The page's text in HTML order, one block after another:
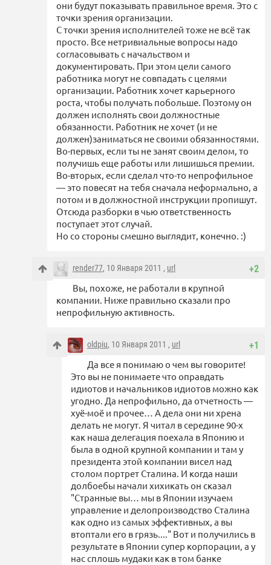
они будут показывать правильное время. Это с
точки зрения организации.
С точки зрения исполнителей тоже не всё так
просто. Все нетривиальные вопросы надо
согласовывать с начальством и
документировать. При этом цели самого
работника могут не совпадать с целями
организации. Работник хочет карьерного
роста, чтобы получать побольше. Поэтому он
должен исполнять свои должностные
обязанности. Работник не хочет (и не
должен)заниматься не своими обязанностями.
Во-первых, если ты не занят своим делом, то
получишь еще работы или лишишься премии.
Во-вторых, если сделал что-то непрофильное
— это повесят на тебя сначала неформально, а
потом и в должностной инструкции пропишут.
Отсюда разборки в чью ответственность
поступает этот случай.
Но со стороны смешно выглядит, конечно. :)
+2
render77, 10 Января 2011 , url
Вы, похоже, не работали в крупной
компании. Ниже правильно сказали про
непрофильную активность.
+1
oldpiu, 10 Января 2011 , url
Да все я понимаю о чем вы говорите!
Это вы не понимаете что оправдать
идиотов и начальников идиотов можно как
угодно. Да непрофильно, да отчетность —
хуё-моё и прочее… А дела они ни хрена
делать не могут. Я читал в середине 90-х
как наша делегация поехала в Японию и
была в одной крупной компании и там у
президента этой компании висел над
столом портрет Сталина. И когда наши
долбоебы начали хихикать он сказал
"Странные вы… мы в Японии изучаем
управление и делопроизводство Сталина
как одно из самых эффективных, а вы
втоптали его в грязь...." Вот и получились в
результате в Японии супер корпорации, а у
нас сплошь мудаки как в том банке